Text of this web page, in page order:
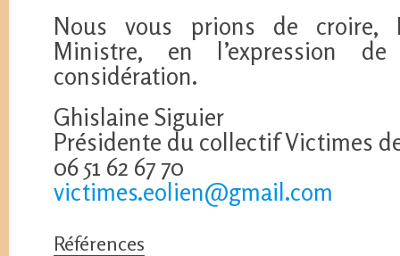
Nous vous prions de croire,
Ministre, en l’expression de
considération.
Ghislaine Siguier
Présidente du collectif Victimes
06 51 62 67 70
victimes.eolien@gmail.com
Références